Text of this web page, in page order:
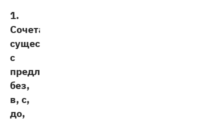
1.
Сочетания
существительных
с
предлогами
без,
в, с,
до,